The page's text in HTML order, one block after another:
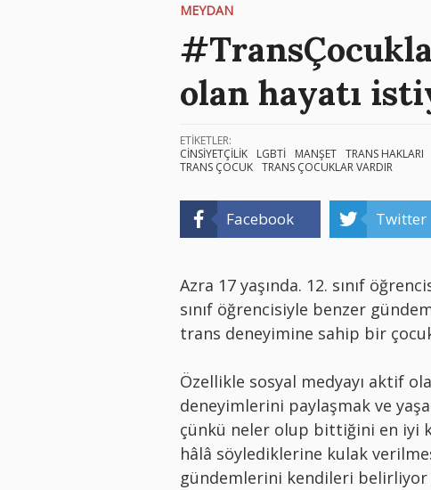
MEYDAN
olan hayatı
ETİKETLER:
CİNSİYETÇİLİK
LGBTİ MANŞET TRANS HAKLARI
TRANS ÇOCUK TRANS ÇOCUKLAR VARDIR
Facebook Twitter
Azra 17 yaşında. 12. sınıf
sınıf öğrencisiyle benzer
trans deneyimine sahip bir
Özellikle sosyal medyayı aktif
deneyimlerini paylaşmak ve
çünkü neler olup bittiğini en iyi
hâlâ söylediklerine kulak
gündemlerini kendileri